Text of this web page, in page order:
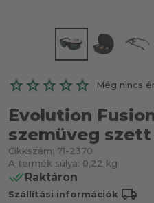
Még nincs
Evolution
szemüveg
Cikkszám: 71-2370
A termék súlya: 0,22 kg
Raktáron
Szállítási információk local_shipping